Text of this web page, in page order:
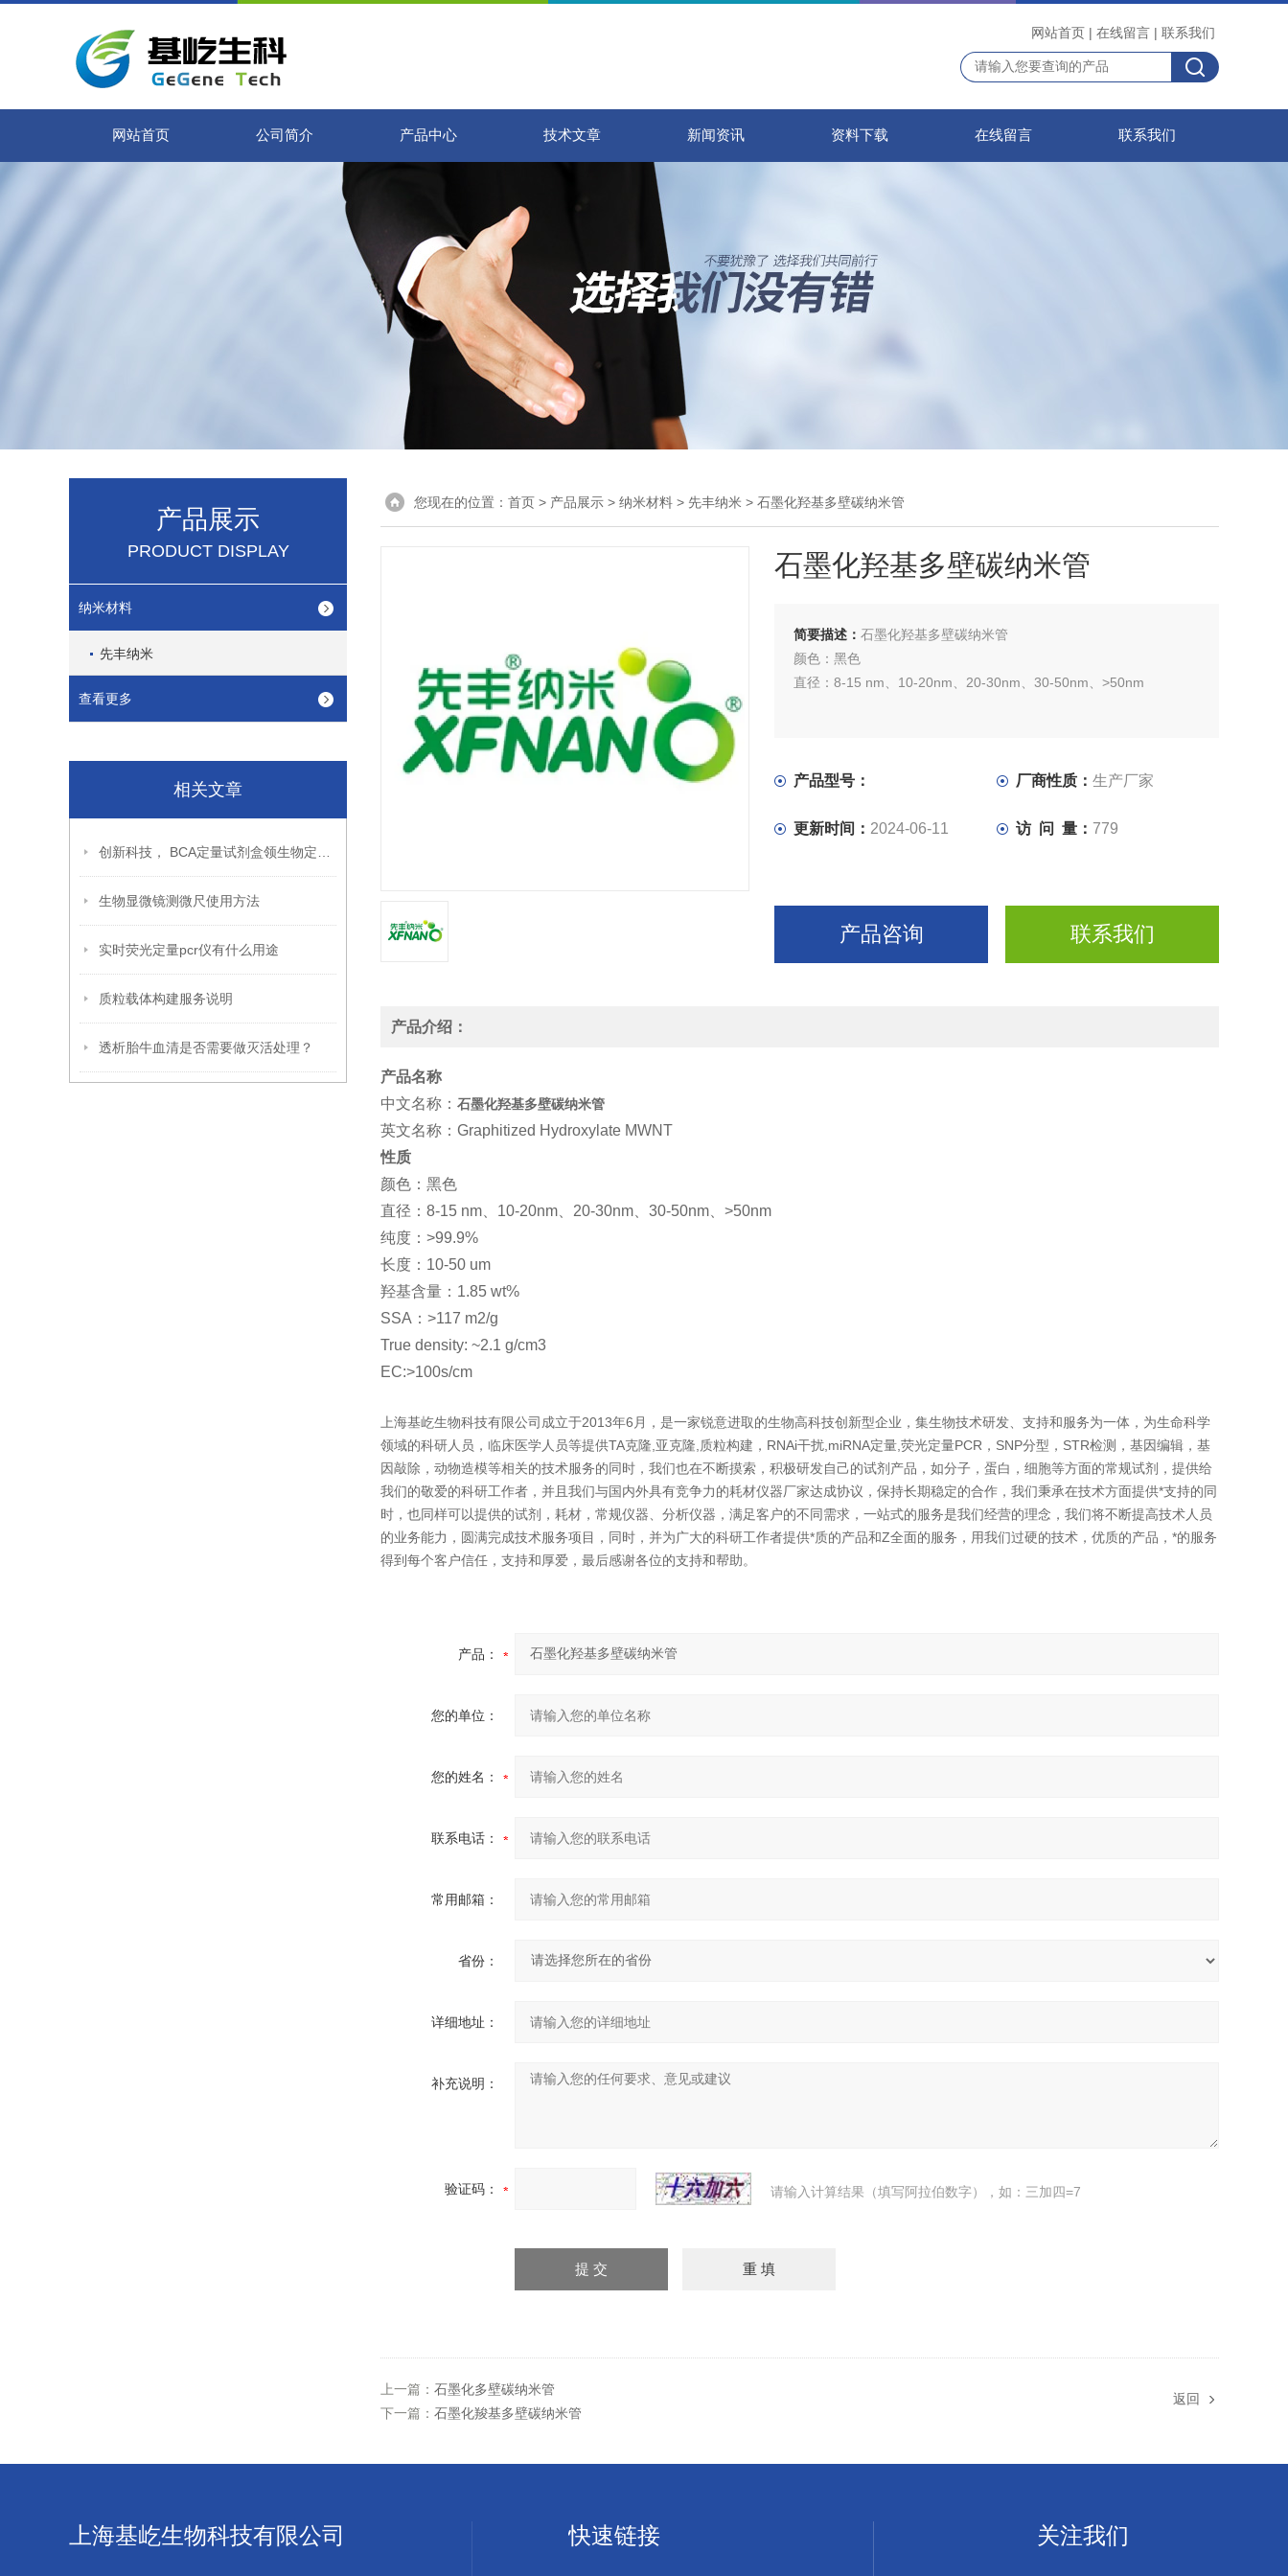
网站首页 | 在线留言 | 联系我们
网站首页 公司简介 产品中心 技术文章 新闻资讯 资料下载 在线留言 联系我们
产品展示
PRODUCT DISPLAY
纳米材料
先丰纳米
查看更多
相关文章
生物显微镜测微尺使用方法
实时荧光定量pcr仪有什么用途
质粒载体构建服务说明
透析胎牛血清是否需要做灭活处理？
您现在的位置： 首页 > 产品展示 > 纳米材料 > 先丰纳米 > 石墨化羟基多壁碳纳米管
石墨化羟基多壁碳纳米管
简要描述：石墨化羟基多壁碳纳米管
颜色：黑色
直径：8-15 nm、10-20nm、20-30nm、30-50nm、>50nm
产品型号： 厂商性质：生产厂家
更新时间： 2024-06-11 访 问 量： 779
产品咨询 联系我们
产品介绍：
产品名称
中文名称： 石墨化羟基多壁碳纳米管
英文名称： Graphitized Hydroxylate MWNT
性质
颜色：黑色
直径： 8-15 nm、10-20nm、20-30nm、30-50nm、>50nm
纯度： >99.9%
长度： 10-50 um
羟基含量： 1.85 wt%
SSA ： >117 m2/g
True density: ~2.1 g/cm3
EC:>100s/cm
上海基屹生物科技有限公司成立于2013年6月，是一家锐意进取的生物高科技创新型企业，集生物技术研发、支持和服务为一体，为生命科学
领域的科研人员，临床医学人员等提供TA克隆,亚克隆,质粒构建，RNAi干扰,miRNA定量,荧光定量PCR，SNP分型，STR检测，基因编辑，基
因敲除，动物造模等相关的技术服务的同时，我们也在不断摸索，积极研发自己的试剂产品，如分子，蛋白，细胞等方面的常规试剂，提供给
我们的敬爱的科研工作者，并且我们与国内外具有竞争力的耗材仪器厂家达成协议，保持长期稳定的合作，我们秉承在技术方面提供*支持的同
时，也同样可以提供的试剂，耗材，常规仪器、分析仪器，满足客户的不同需求，一站式的服务是我们经营的理念，我们将不断提高技术人员
的业务能力，圆满完成技术服务项目，同时，并为广大的科研工作者提供*质的产品和Z全面的服务，用我们过硬的技术，优质的产品，*的服务
得到每个客户信任，支持和厚爱，最后感谢各位的支持和帮助。
产品：
您的单位：
您的姓名：
联系电话：
常用邮箱：
省份：
详细地址：
补充说明：
验证码： 请输入计算结果（填写阿拉伯数字），如：三加四=7
上一篇： 石墨化多壁碳纳米管
下一篇： 石墨化羧基多壁碳纳米管
返回
上海基屹生物科技有限公司 快速链接 关注我们